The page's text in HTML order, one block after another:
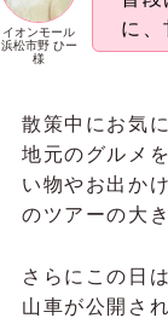
イオンモール
浜松市野 ひー
様
に、
散策中にお気
地元のグルメ
い物やお出か
のツアーの大
さらにこの日
山車が公開さ